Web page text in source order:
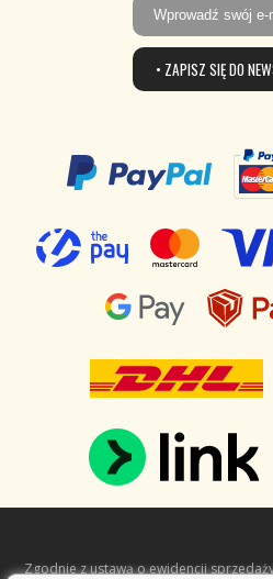
• ZAPISZ SIĘ DO
Zgodnie z ustawą o ewidencji